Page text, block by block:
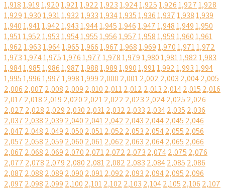
1,9181,9191,9201,9211,9221,9231,9241,9251,9261,9271,928
1,9291,9301,9311,9321,9331,9341,9351,9361,9371,9381,939
1,9401,9411,9421,9431,9441,9451,9461,9471,9481,9491,950
1,9511,9521,9531,9541,9551,9561,9571,9581,9591,9601,961
1,9621,9631,9641,9651,9661,9671,9681,9691,9701,9711,972
1,9731,9741,9751,9761,9771,9781,9791,9801,9811,9821,983
1,9841,9851,9861,9871,9881,9891,9901,9911,9921,9931,994
1,9951,9961,9971,9981,999 2,000 2,0012,002 2,003 2,0042,005
2,006 2,007 2,008 2,009 2,010 2,0112,012 2,013 2,0142,015 2,016
2,017 2,018 2,019 2,020 2,0212,022 2,023 2,0242,025 2,026
2,027 2,028 2,029 2,030 2,0312,032 2,033 2,0342,035 2,036
2,037 2,038 2,039 2,040 2,0412,042 2,043 2,0442,045 2,046
2,047 2,048 2,049 2,050 2,0512,052 2,053 2,0542,055 2,056
2,057 2,058 2,059 2,060 2,0612,062 2,063 2,0642,065 2,066
2,067 2,068 2,069 2,070 2,0712,072 2,073 2,0742,075 2,076
2,077 2,078 2,079 2,080 2,0812,082 2,083 2,0842,085 2,086
2,087 2,088 2,089 2,090 2,0912,092 2,093 2,0942,095 2,096
2,097 2,098 2,099 2,100 2,1012,102 2,103 2,1042,105 2,106 2,107